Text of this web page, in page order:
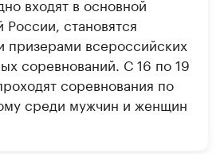
входят в основной
России, становятся
призерами всероссийских
соревнований. С 16 по 19
соревнования по
среди мужчин и женщин